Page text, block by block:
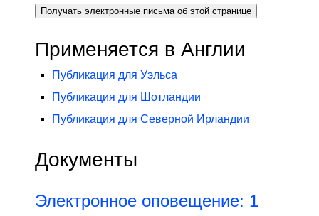
Получать электронные письма об этой странице
Применяется в Англии
Публикация для Уэльса
Публикация для Шотландии
Публикация для Северной Ирландии
Документы
Электронное оповещение: 1